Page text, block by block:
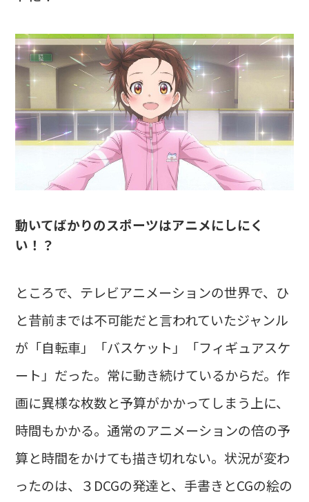
動いてばかりのスポーツはアニメにしにく
い！？
ところで、テレビアニメーションの世界で、ひ
と昔前までは不可能だと言われていたジャンル
が「自転車」「バスケット」「フィギュアスケ
ート」だった。常に動き続けているからだ。作
画に異様な枚数と予算がかかってしまう上に、
時間もかかる。通常のアニメーションの倍の予
算と時間をかけても描き切れない。状況が変わ
ったのは、３DCGの発達と、手書きとCGの絵の